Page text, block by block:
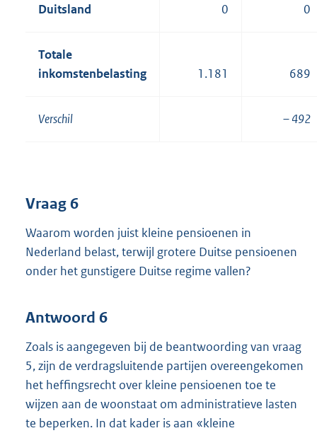
Duitsland 0 0
Totale
inkomstenbelasting
1.181 689
Verschil – 492
Vraag 6
Waarom worden juist kleine pensioenen in
Nederland belast, terwijl grotere Duitse pensioenen
onder het gunstigere Duitse regime vallen?
Antwoord 6
Zoals is aangegeven bij de beantwoording van vraag
5, zijn de verdragsluitende partijen overeengekomen
het heffingsrecht over kleine pensioenen toe te
wijzen aan de woonstaat om administratieve lasten
te beperken. In dat kader is aan «kleine